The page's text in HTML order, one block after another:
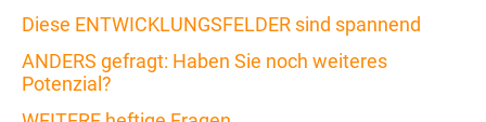
Diese ENTWICKLUNGSFELDER sind spannend
ANDERS gefragt: Haben Sie noch weiteres
Potenzial?